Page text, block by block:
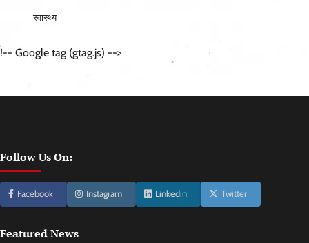
स्वास्थ्य
!-- Google tag (gtag.js) -->
Follow Us On:
Facebook Instagram Linkedin Twitter
Featured News